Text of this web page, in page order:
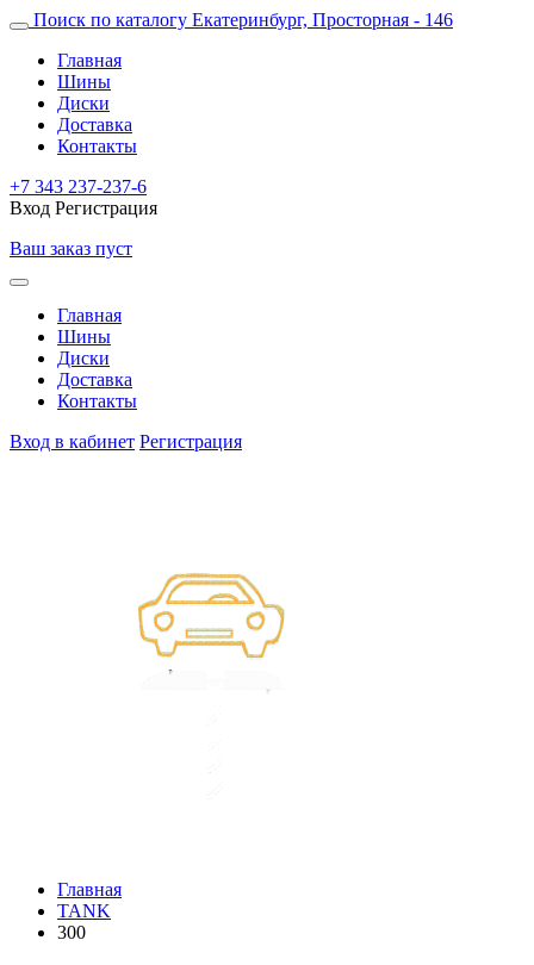
Поиск по каталогу Екатеринбург, Просторная - 146
Главная
Шины
Диски
Доставка
Контакты
+7 343 237-237-6
Вход Регистрация
Ваш заказ пуст
Главная
Шины
Диски
Доставка
Контакты
Вход в кабинет Регистрация
Главная
TANK
300